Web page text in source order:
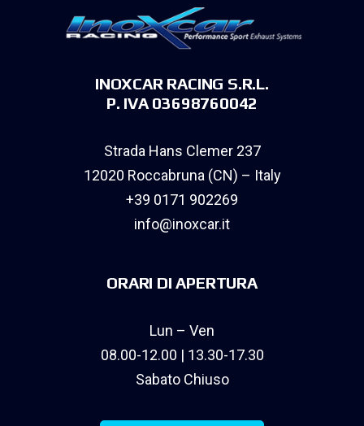
INOXCAR RACING S.R.L.
P. IVA 03698760042
Strada Hans Clemer 237
12020 Roccabruna (CN) – Italy
+39 0171 902269
info@inoxcar.it
ORARI DI APERTURA
Lun – Ven
08.00-12.00 | 13.30-17.30
Sabato Chiuso